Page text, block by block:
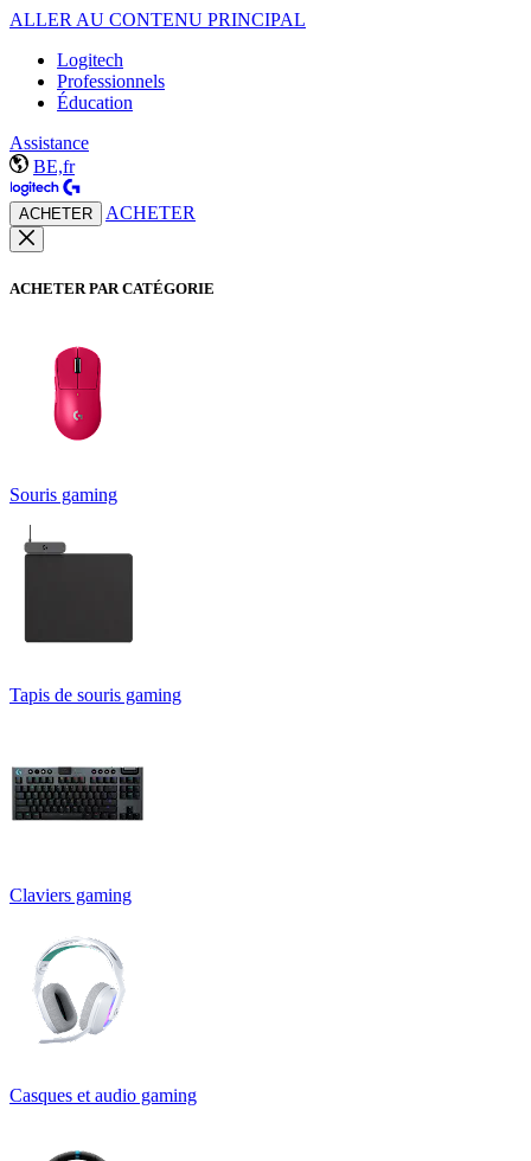
ALLER AU CONTENU PRINCIPAL
Logitech
Professionnels
Éducation
Assistance
BE,fr
ACHETER ACHETER
ACHETER PAR CATÉGORIE
Souris gaming
Tapis de souris gaming
Claviers gaming
Casques et audio gaming